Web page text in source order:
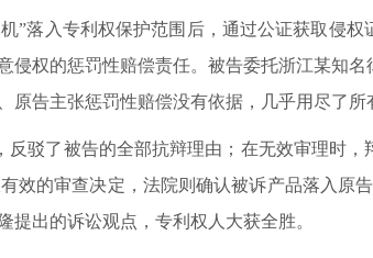
落入专利权保护范围后，通过公证获取侵权
权的惩罚性赔偿责任。被告委托浙江某知名
告主张惩罚性赔偿没有依据，几乎用尽了所
了被告的全部抗辩理由；在无效审理时，
的审查决定，法院则确认被诉产品落入原
出的诉讼观点，专利权人大获全胜。